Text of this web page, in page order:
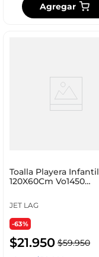
Agregar
Toalla Playera Infantil
120X60Cm Vo1450
JET LAG
-63%
$21.950 $59.950